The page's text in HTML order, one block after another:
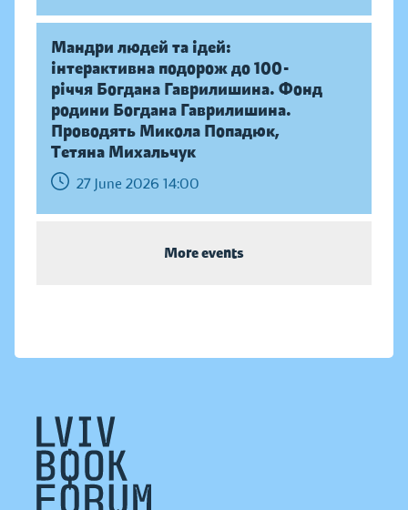
Мандри людей та ідей:
інтерактивна подорож до 100-
річчя Богдана Гаврилишина. Фонд
родини Богдана Гаврилишина.
Проводять Микола Попадюк,
Тетяна Михальчук
27 June 2026 14:00
More events